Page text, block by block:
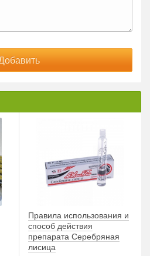
Правила использования и
способ действия
препарата Серебряная
лисица